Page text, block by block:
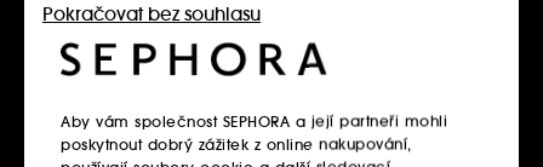
ANASTASIA BEVERLY HILLS
tyčinka
1151
NATASHA DENONA
18
749.00Kč
Aby vám společnost SEPHORA a její partneři mohli
poskytnout dobrý zážitek z online nakupování,
Pokračovat bez souhlasu